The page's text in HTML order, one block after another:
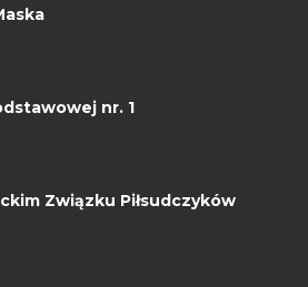
nr. 1
Związku Piłsudczyków